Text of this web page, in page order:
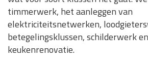
timmerwerk, het aanleggen van
elektriciteitsnetwerken,
betegelingsklussen, schilderwerk
keukenrenovatie.